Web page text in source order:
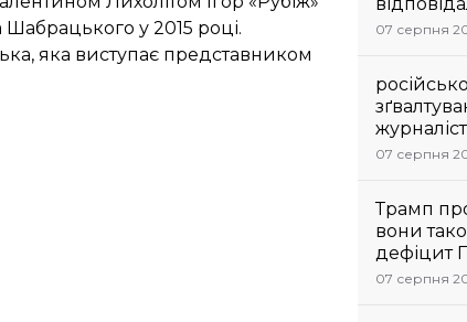
у 2015 році.
яка виступає представником
07 серпня
07 серпня
Трамп
вони
дефіцит
07 серпня